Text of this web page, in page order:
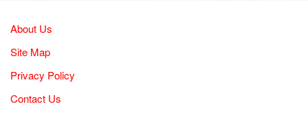
About Us
Site Map
Privacy Policy
Contact Us